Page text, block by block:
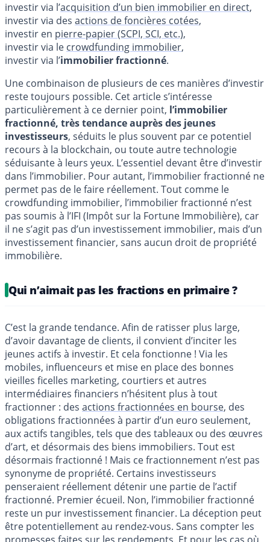
investir via l’acquisition d’un bien immobilier en direct,
investir via des actions de foncières cotées,
investir en pierre-papier (SCPI, SCI, etc.),
investir via le crowdfunding immobilier,
investir via l’immobilier fractionné.
Une combinaison de plusieurs de ces manières d’investir
reste toujours possible. Cet article s’intéresse
particulièrement à ce dernier point, l’immobilier
fractionné, très tendance auprès des jeunes
investisseurs, séduits le plus souvent par ce potentiel
recours à la blockchain, ou toute autre technologie
séduisante à leurs yeux. L’essentiel devant être d’investir
dans l’immobilier. Pour autant, l’immobilier fractionné ne
permet pas de le faire réellement. Tout comme le
crowdfunding immobilier, l’immobilier fractionné n’est
pas soumis à l’IFI (Impôt sur la Fortune Immobilière), car
il ne s’agit pas d’un investissement immobilier, mais d’un
investissement financier, sans aucun droit de propriété
immobilière.
Qui n’aimait pas les fractions en primaire ?
C’est la grande tendance. Afin de ratisser plus large,
d’avoir davantage de clients, il convient d’inciter les
jeunes actifs à investir. Et cela fonctionne ! Via les
mobiles, influenceurs et mise en place des bonnes
vieilles ficelles marketing, courtiers et autres
intermédiaires financiers n’hésitent plus à tout
fractionner : des actions fractionnées en bourse, des
obligations fractionnées à partir d’un euro seulement,
aux actifs tangibles, tels que des tableaux ou des œuvres
d’art, et désormais des biens immobiliers. Tout est
désormais fractionné ! Mais ce fractionnement n’est pas
synonyme de propriété. Certains investisseurs
penseraient réellement détenir une partie de l’actif
fractionné. Premier écueil. Non, l’immobilier fractionné
reste un pur investissement financier. La déception peut
être potentiellement au rendez-vous. Sans compter les